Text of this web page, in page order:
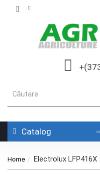
Catalog
Home Electrolux LFP416X